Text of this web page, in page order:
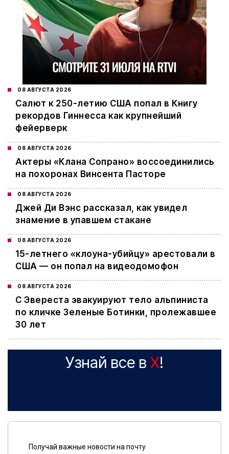
08 АВГУСТА 2026
Салют к 250-летию США попал в Книгу
рекордов Гиннесса как крупнейший
фейерверк
08 АВГУСТА 2026
Актеры «Клана Сопрано» воссоединились
на похоронах Винсента Пасторе
08 АВГУСТА 2026
Джей Ди Вэнс рассказал, как увидел
знамение в упавшем стакане
08 АВГУСТА 2026
15-летнего «клоуна-убийцу» арестовали в
США — он попал на видеодомофон
08 АВГУСТА 2026
С Эвереста эвакуируют тело альпиниста
по кличке Зеленые Ботинки, пролежавшее
30 лет
Узнай все в X!